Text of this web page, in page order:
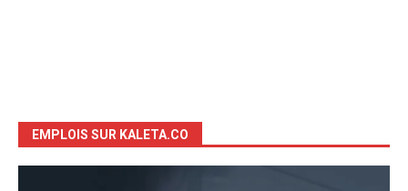
EMPLOIS SUR KALETA.CO